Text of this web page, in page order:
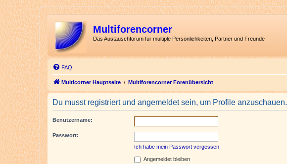
Multiforencorner
Das Austauschforum für multiple Persönlichkeiten, Partner und Freunde
FAQ
Multicorner Hauptseite Multiforencorner Forenübersicht
Du musst registriert und angemeldet sein, um Profile anzuschauen.
Benutzername:
Passwort:
Ich habe mein Passwort vergessen
Angemeldet bleiben